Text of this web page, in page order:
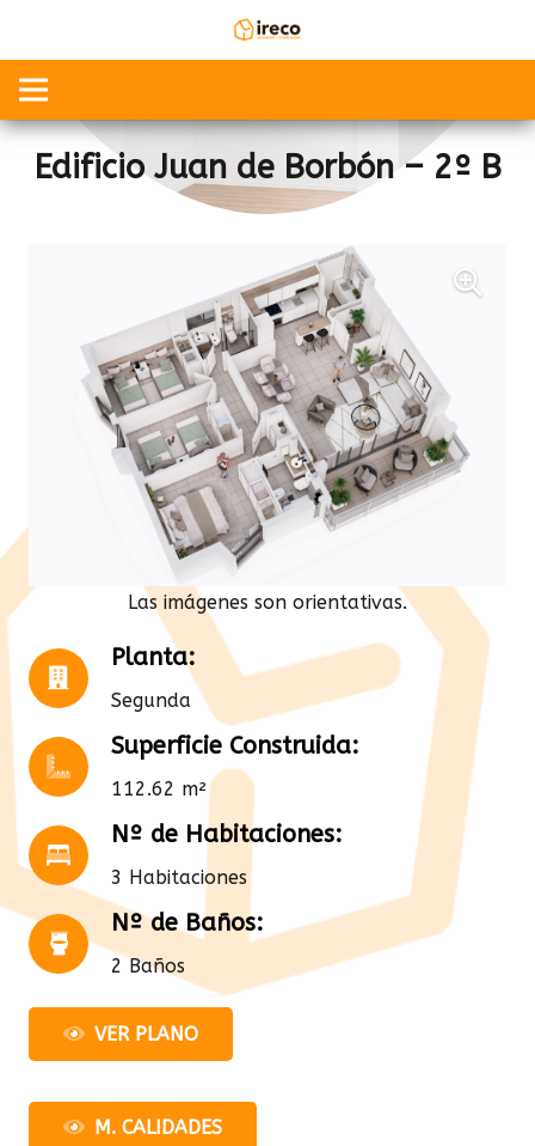
Edificio Juan de Borbón – 2º B
Las imágenes son orientativas.
Planta:
Segunda
Superficie Construida:
112.62 m²
Nº de Habitaciones:
3 Habitaciones
Nº de Baños:
2 Baños
VER PLANO
M. CALIDADES